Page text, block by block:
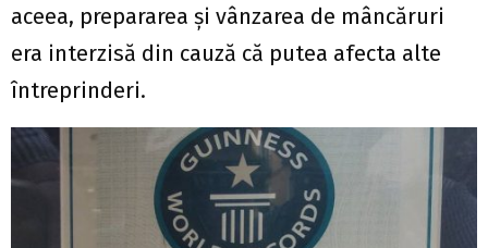
aceea, prepararea şi vânzarea de mâncăruri
era interzisă din cauză că putea afecta alte
întreprinderi.